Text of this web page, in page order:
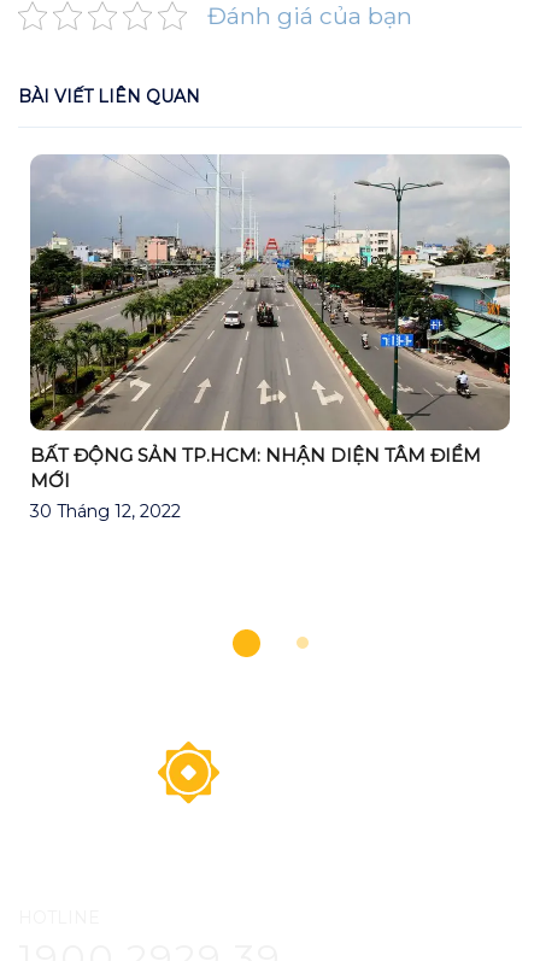
Đánh giá của bạn
BÀI VIẾT LIÊN QUAN
BẤT ĐỘNG SẢN TP.HCM: NHẬN DIỆN TÂM ĐIỂM
MỚI
30 Tháng 12, 2022